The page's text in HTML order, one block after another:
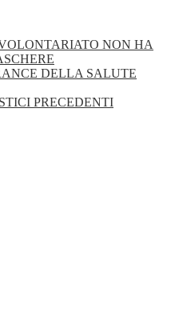
NON HA
DELLA SALUTE
PRECEDENTI